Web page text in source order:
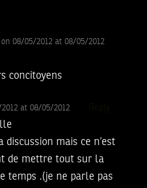
on 08/05/2012 at 08/05/2012
concitoyens
at 08/05/2012
discussion mais ce n’est
de mettre tout sur la
temps .(je ne parle pas